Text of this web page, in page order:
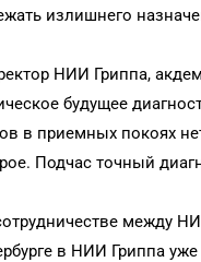
излишнего
НИИ Гриппа,
будущее
в приемных покоях
Подчас точный
между
в НИИ Гриппа